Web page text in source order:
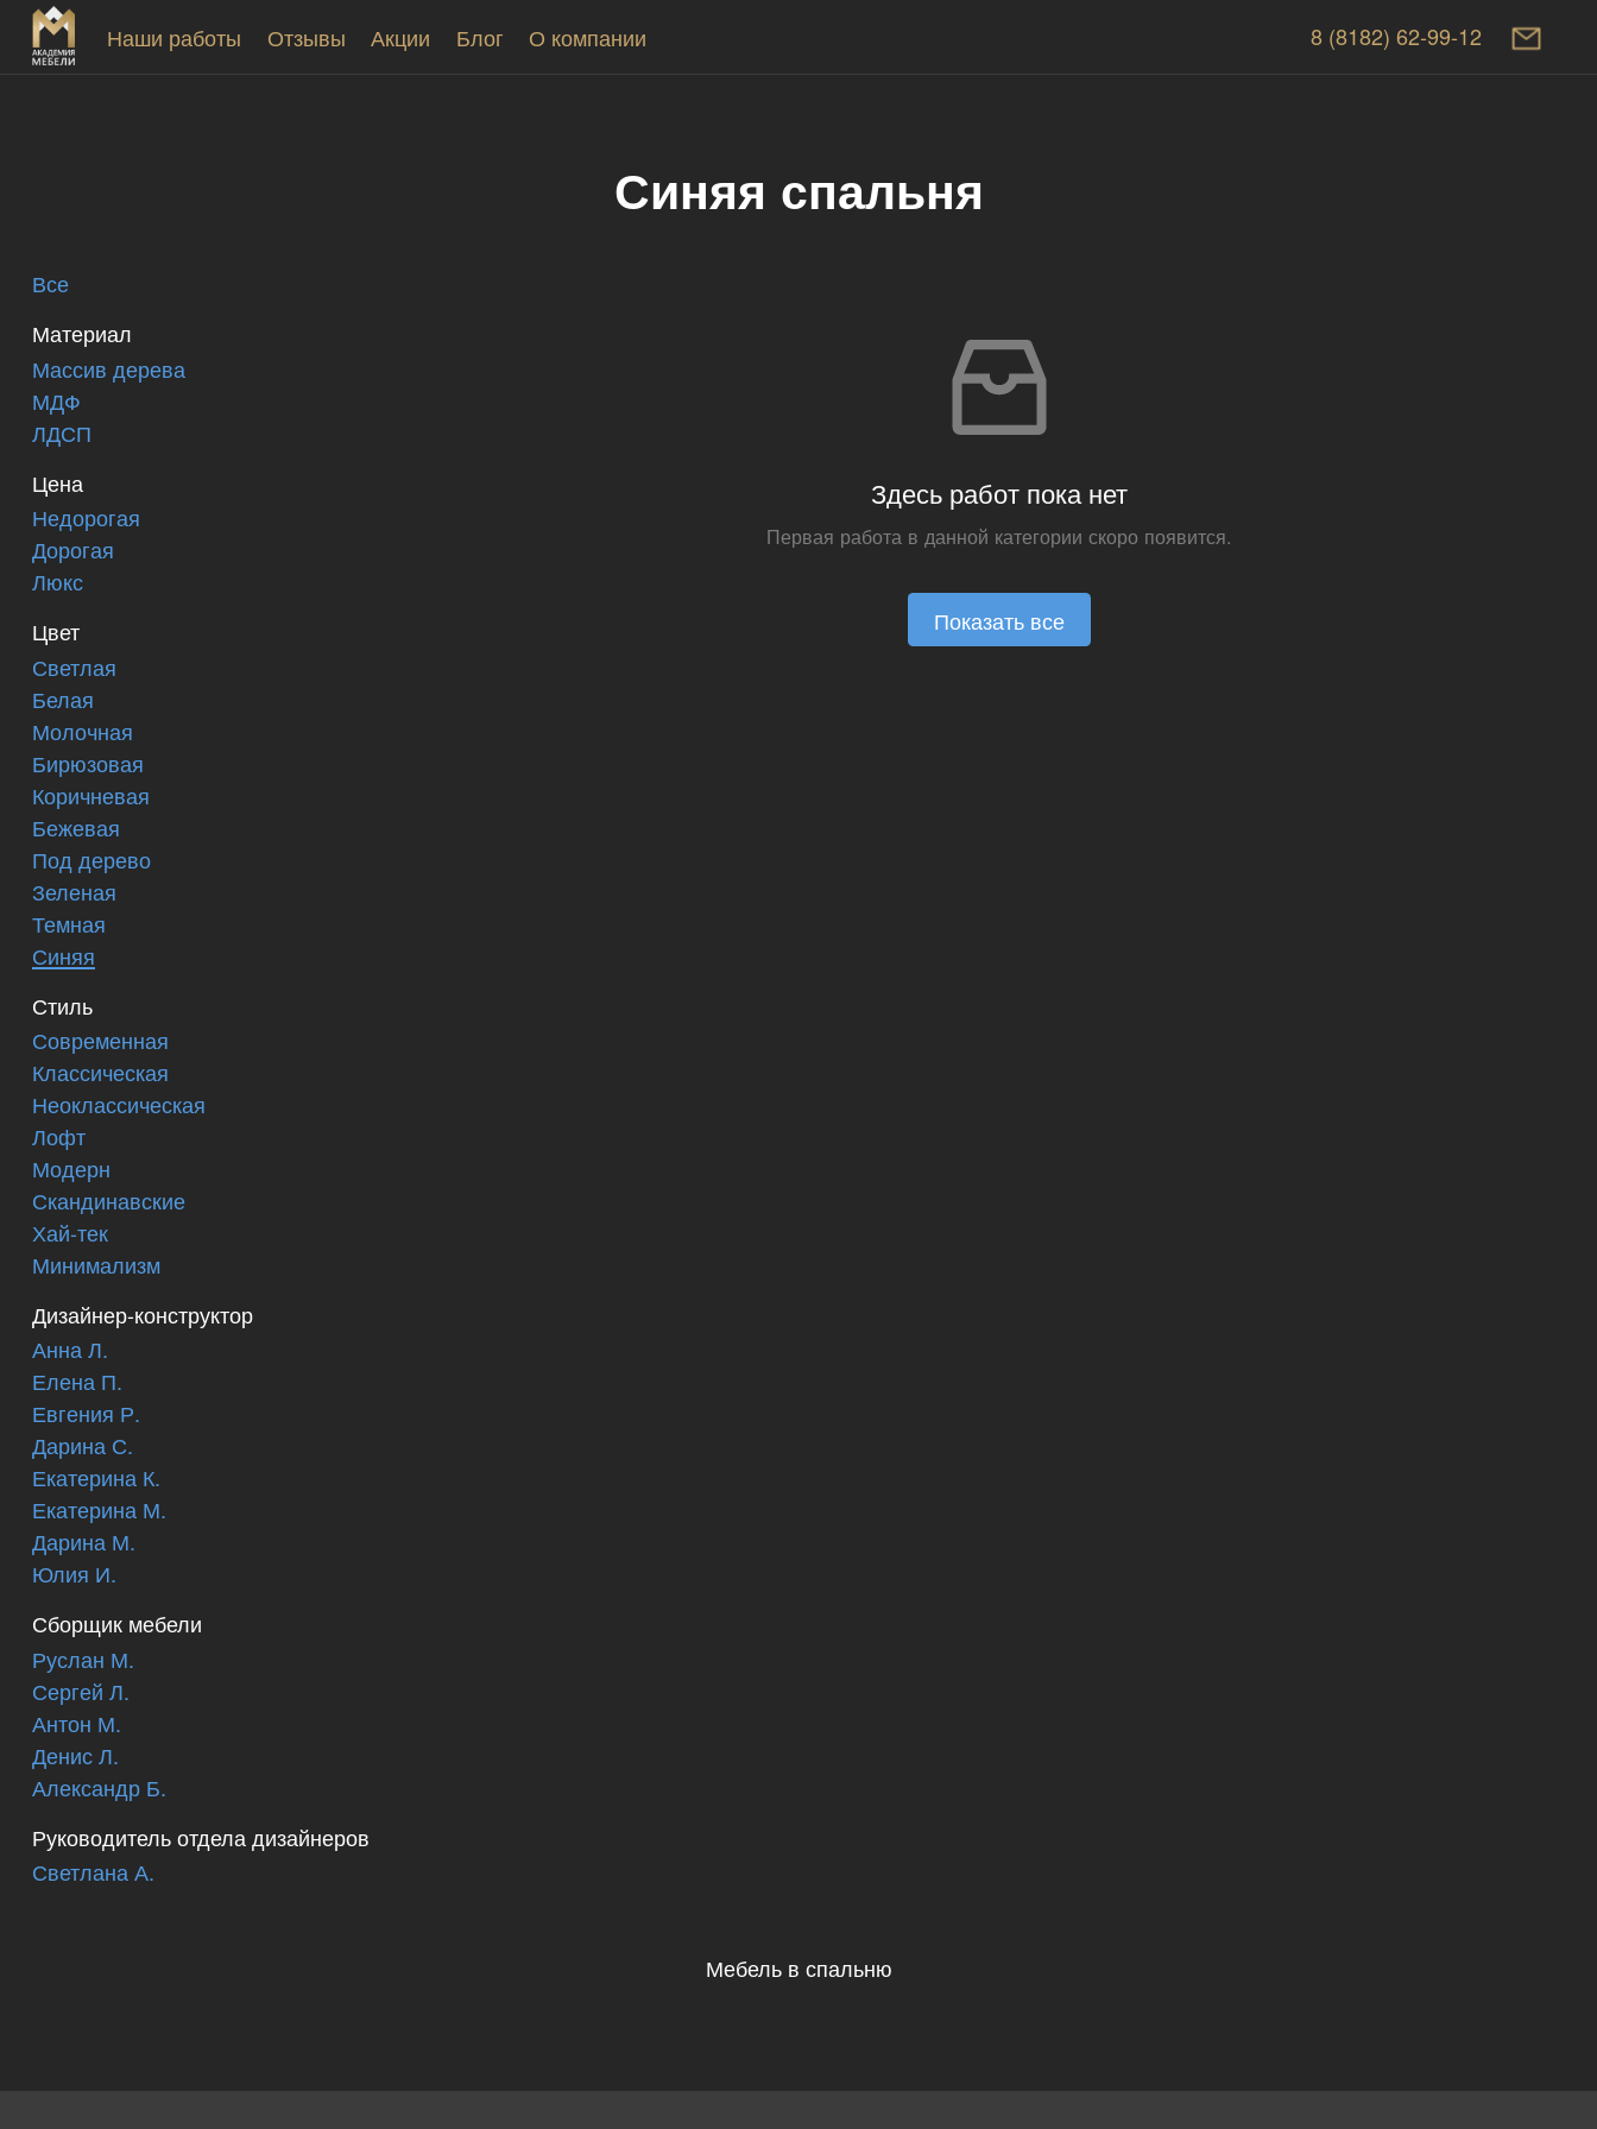
Наши работы Отзывы Акции Блог О компании 8 (8182) 62-99-12
Синяя спальня
Все
Материал
Массив дерева
МДФ
ЛДСП
Цена
Недорогая
Дорогая
Люкс
Цвет
Светлая
Белая
Молочная
Бирюзовая
Коричневая
Бежевая
Под дерево
Зеленая
Темная
Синяя
Стиль
Современная
Классическая
Неоклассическая
Лофт
Модерн
Скандинавские
Хай-тек
Минимализм
Дизайнер-конструктор
Анна Л.
Елена П.
Евгения Р.
Дарина С.
Екатерина К.
Екатерина М.
Дарина М.
Юлия И.
Сборщик мебели
Руслан М.
Сергей Л.
Антон М.
Денис Л.
Александр Б.
Руководитель отдела дизайнеров
Светлана А.
Здесь работ пока нет
Первая работа в данной категории скоро появится.
Показать все
Мебель в спальню